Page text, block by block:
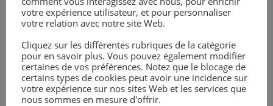
votre expérience utilisateur, et pour personnaliser
votre relation avec notre site Web.
Cliquez sur les différentes rubriques de la catégorie
pour en savoir plus. Vous pouvez également modifier
certaines de vos préférences. Notez que le blocage de
certains types de cookies peut avoir une incidence sur
votre expérience sur nos sites Web et les services que
nous sommes en mesure d'offrir.